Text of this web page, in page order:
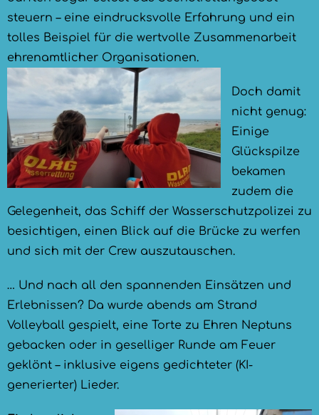
steuern – eine eindrucksvolle Erfahrung und ein
tolles Beispiel für die wertvolle Zusammenarbeit
ehrenamtlicher Organisationen.
Doch damit
nicht genug:
Einige
Glückspilze
bekamen
zudem die
Gelegenheit, das Schiff der Wasserschutzpolizei zu
besichtigen, einen Blick auf die Brücke zu werfen
und sich mit der Crew auszutauschen.
… Und nach all den spannenden Einsätzen und
Erlebnissen? Da wurde abends am Strand
Volleyball gespielt, eine Torte zu Ehren Neptuns
gebacken oder in geselliger Runde am Feuer
geklönt – inklusive eigens gedichteter (KI-
generierter) Lieder.